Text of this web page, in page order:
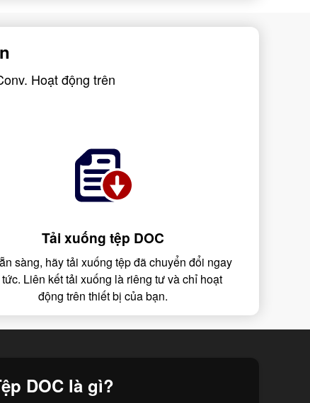
Hoạt động trên
Tải xuống tệp DOC
sàng, hãy tải xuống tệp đã chuyển đổi ngay
Liên kết tải xuống là riêng tư và chỉ hoạt
động trên thiết bị của bạn.
DOC là gì?